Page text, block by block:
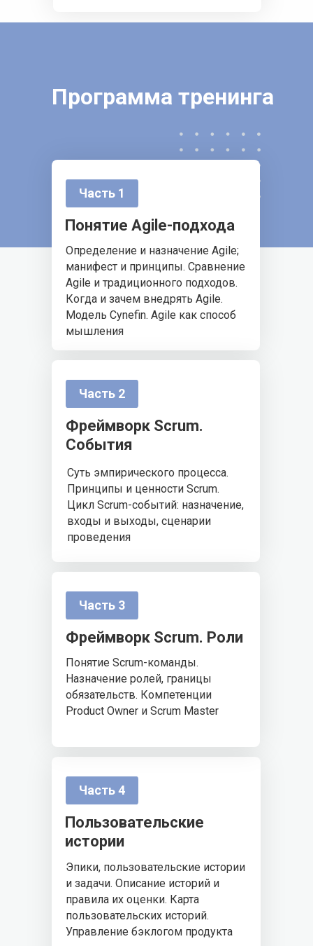
Фреймворк Scrum.
События
Суть эмпирического процесса.
Принципы и ценности Scrum.
Цикл Scrum-событий: назначение,
входы и выходы, сценарии
проведения
Часть 2
Пользовательские
истории
Эпики, пользовательские истории
и задачи. Описание историй и
правила их оценки. Карта
пользовательских историй.
Управление бэклогом продукта
Часть 4
Фреймворк Scrum. Роли
Понятие Scrum-команды.
Назначение ролей, границы
обязательств. Компетенции
Product Owner и Scrum Master
Часть 3
Программа тренинга
Понятие Agile-подхода
Определение и назначение Agile;
манифест и принципы. Сравнение
Agile и традиционного подходов.
Когда и зачем внедрять Agile.
Модель Cynefin. Agile как способ
мышления
Часть 1